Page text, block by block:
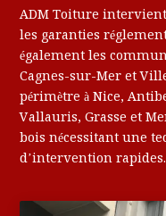
ADM Toiture
les garanties
également les
Cagnes-sur-Mer et
périmètre à Nice,
Vallauris, Grasse et
bois nécessitant une
d’intervention rapides.